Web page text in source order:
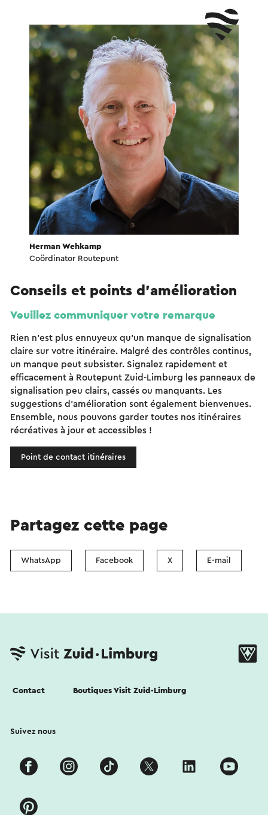
Herman Wehkamp
Coördinator Routepunt
Conseils et points d'amélioration
Veuillez communiquer votre remarque
Rien n'est plus ennuyeux qu'un manque de signalisation
claire sur votre itinéraire. Malgré des contrôles continus,
un manque peut subsister. Signalez rapidement et
efficacement à Routepunt Zuid-Limburg les panneaux de
signalisation peu clairs, cassés ou manquants. Les
suggestions d'amélioration sont également bienvenues.
Ensemble, nous pouvons garder toutes nos itinéraires
récréatives à jour et accessibles !
Point de contact itinéraires
Partagez cette page
WhatsApp Facebook X E-mail
Contact Boutiques Visit Zuid-Limburg
Suivez nous